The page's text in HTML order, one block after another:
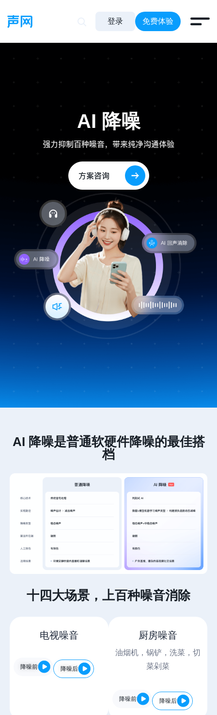
登录 免费体验
AI 降噪
强力抑制百种噪音，带来纯净沟通体验
方案咨询
AI 降噪是普通软硬件降噪的最佳搭
档
十四大场景，上百种噪音消除
电视噪音
降噪前 降噪后
厨房噪音
油烟机，锅铲，洗菜，切
菜剁菜
降噪前 降噪后